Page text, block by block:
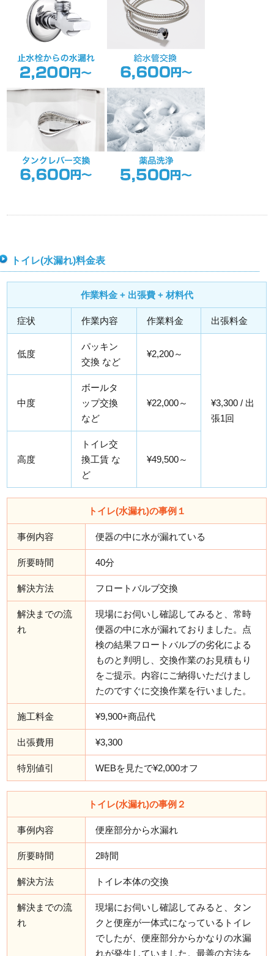
トイレ(水漏れ)料金表
作業料金 + 出張費 + 材料代
症状 作業内容 作業料金 出張料金
低度
パッキン
交換 など
¥2,200～
¥3,300 / 出
張1回
中度
ボールタ
ップ交換
など
¥22,000～
高度
トイレ交
換工賃 な
ど
¥49,500～
トイレ(水漏れ)の事例１
事例内容 便器の中に水が漏れている
所要時間 40分
解決方法 フロートバルブ交換
解決までの流
れ
現場にお伺いし確認してみると、常時
便器の中に水が漏れておりました。点
検の結果フロートバルブの劣化による
ものと判明し、交換作業のお見積もり
をご提示。内容にご納得いただけまし
たのですぐに交換作業を行いました。
施工料金 ¥9,900+商品代
出張費用 ¥3,300
特別値引 WEBを見たで¥2,000オフ
トイレ(水漏れ)の事例２
事例内容 便座部分から水漏れ
所要時間 2時間
解決方法 トイレ本体の交換
解決までの流
れ
現場にお伺いし確認してみると、タン
クと便座が一体式になっているトイレ
でしたが、便座部分からかなりの水漏
れが発生していました。最善の方法を